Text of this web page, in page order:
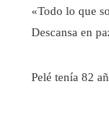
«Todo lo que
Descansa en
Pelé tenía 82